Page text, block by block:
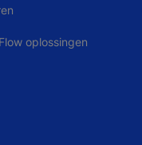
oplossingen